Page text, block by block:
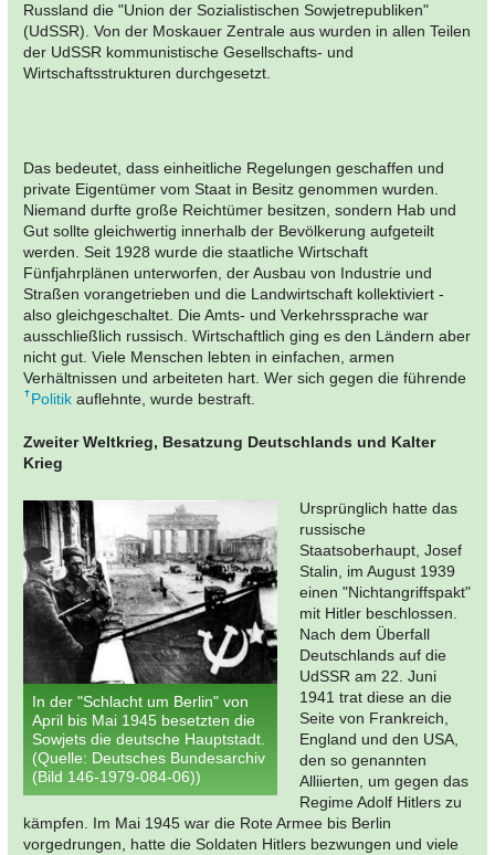
Russland die "Union der Sozialistischen Sowjetrepubliken"
(UdSSR). Von der Moskauer Zentrale aus wurden in allen Teilen
der UdSSR kommunistische Gesellschafts- und
Wirtschaftsstrukturen durchgesetzt.
Das bedeutet, dass einheitliche Regelungen geschaffen und
private Eigentümer vom Staat in Besitz genommen wurden.
Niemand durfte große Reichtümer besitzen, sondern Hab und
Gut sollte gleichwertig innerhalb der Bevölkerung aufgeteilt
werden. Seit 1928 wurde die staatliche Wirtschaft
Fünfjahrplänen unterworfen, der Ausbau von Industrie und
Straßen vorangetrieben und die Landwirtschaft kollektiviert -
also gleichgeschaltet. Die Amts- und Verkehrssprache war
ausschließlich russisch. Wirtschaftlich ging es den Ländern aber
nicht gut. Viele Menschen lebten in einfachen, armen
Verhältnissen und arbeiteten hart. Wer sich gegen die führende
Politik auflehnte, wurde bestraft.
Zweiter Weltkrieg, Besatzung Deutschlands und Kalter
Krieg
In der "Schlacht um Berlin" von
April bis Mai 1945 besetzten die
Sowjets die deutsche Hauptstadt.
(Quelle: Deutsches Bundesarchiv
(Bild 146-1979-084-06))
Ursprünglich hatte das
russische
Staatsoberhaupt, Josef
Stalin, im August 1939
einen "Nichtangriffspakt"
mit Hitler beschlossen.
Nach dem Überfall
Deutschlands auf die
UdSSR am 22. Juni
1941 trat diese an die
Seite von Frankreich,
England und den USA,
den so genannten
Alliierten, um gegen das
Regime Adolf Hitlers zu
kämpfen. Im Mai 1945 war die Rote Armee bis Berlin
vorgedrungen, hatte die Soldaten Hitlers bezwungen und viele